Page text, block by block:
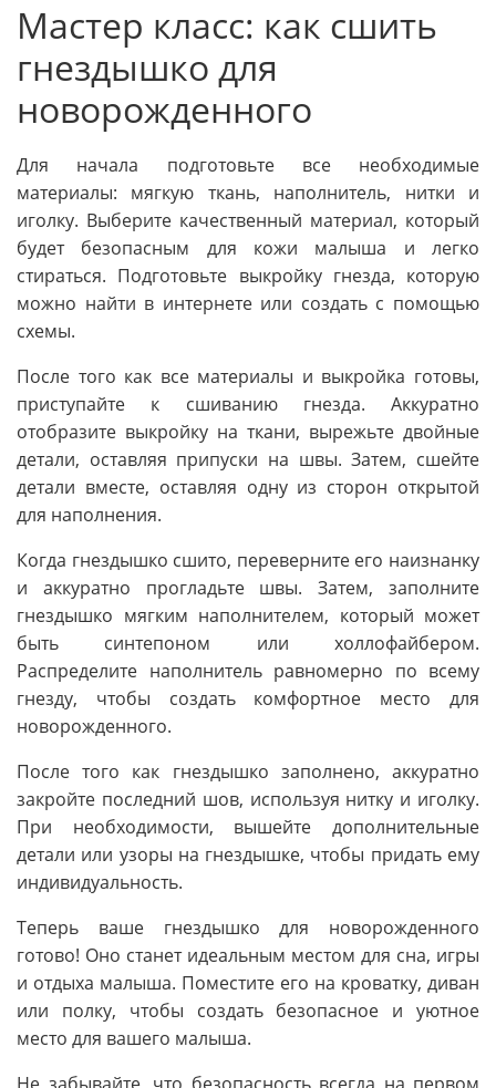
Мастер класс: как сшить
гнездышко для
новорожденного
Для начала подготовьте все необходимые
материалы: мягкую ткань, наполнитель, нитки и
иголку. Выберите качественный материал, который
будет безопасным для кожи малыша и легко
стираться. Подготовьте выкройку гнезда, которую
можно найти в интернете или создать с помощью
схемы.
После того как все материалы и выкройка готовы,
приступайте к сшиванию гнезда. Аккуратно
отобразите выкройку на ткани, вырежьте двойные
детали, оставляя припуски на швы. Затем, сшейте
детали вместе, оставляя одну из сторон открытой
для наполнения.
Когда гнездышко сшито, переверните его наизнанку
и аккуратно прогладьте швы. Затем, заполните
гнездышко мягким наполнителем, который может
быть синтепоном или холлофайбером.
Распределите наполнитель равномерно по всему
гнезду, чтобы создать комфортное место для
новорожденного.
После того как гнездышко заполнено, аккуратно
закройте последний шов, используя нитку и иголку.
При необходимости, вышейте дополнительные
детали или узоры на гнездышке, чтобы придать ему
индивидуальность.
Теперь ваше гнездышко для новорожденного
готово! Оно станет идеальным местом для сна, игры
и отдыха малыша. Поместите его на кроватку, диван
или полку, чтобы создать безопасное и уютное
место для вашего малыша.